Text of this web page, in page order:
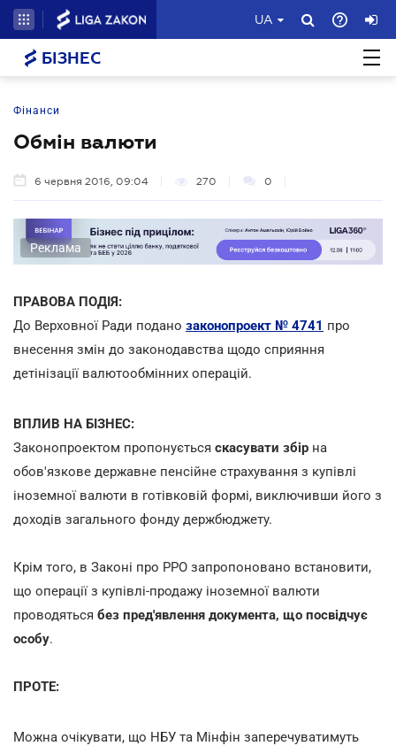
UA
БІЗНЕС
Фінанси
Обмін валюти
6 червня 2016, 09:04 270 0
Реклама
ПРАВОВА ПОДІЯ:
До Верховної Ради подано законопроект № 4741 про
внесення змін до законодавства щодо сприяння
детінізації валютообмінних операцій.
ВПЛИВ НА БІЗНЕС:
Законопроектом пропонується скасувати збір на
обов'язкове державне пенсійне страхування з купівлі
іноземної валюти в готівковій формі, виключивши його з
доходів загального фонду держбюджету.
Крім того, в Законі про РРО запропоновано встановити,
що операції з купівлі-продажу іноземної валюти
проводяться без пред'явлення документа, що посвідчує
особу.
ПРОТЕ:
Можна очікувати, що НБУ та Мінфін заперечуватимуть